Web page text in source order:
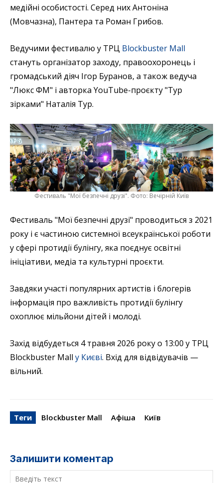
медійні особистості. Серед них Антоніна
(Мовчазна), Пантера та Роман Грибов.
Ведучими фестивалю у ТРЦ Blockbuster Mall
стануть організатор заходу, правоохоронець і
громадський діяч Ігор Буранов, а також ведуча
"Люкс ФМ" і авторка YouTube-проєкту "Тур
зірками" Наталія Тур.
Фестиваль "Мої безпечні друзі". Фото: Вечірній Київ
Фестиваль "Мої безпечні друзі" проводиться з 2021
року і є частиною системної всеукраїнської роботи
у сфері протидії булінгу, яка поєднує освітні
ініціативи, медіа та культурні проєкти.
Завдяки участі популярних артистів і блогерів
інформація про важливість протидії булінгу
охоплює мільйони дітей і молоді.
Захід відбудеться 4 травня 2026 року о 13:00 у ТРЦ
Blockbuster Mall у Києві. Вхід для відвідувачів —
вільний.
Теги Blockbuster Mall Афіша Київ
Залишити коментар